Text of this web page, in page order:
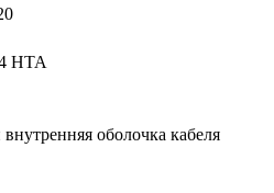
НТА
оболочка кабеля